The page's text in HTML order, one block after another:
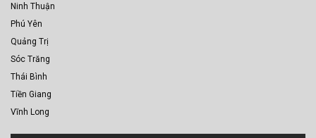
Ninh Thuận
Phú Yên
Quảng Trị
Sóc Trăng
Thái Bình
Tiền Giang
Vĩnh Long